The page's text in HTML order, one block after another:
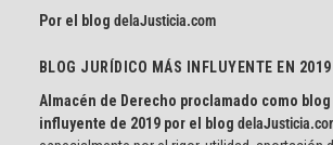
Por el blog delaJusticia.com
BLOG JURÍDICO MÁS INFLUYENTE EN 2019
Almacén de Derecho proclamado como
influyente de 2019 por el blog